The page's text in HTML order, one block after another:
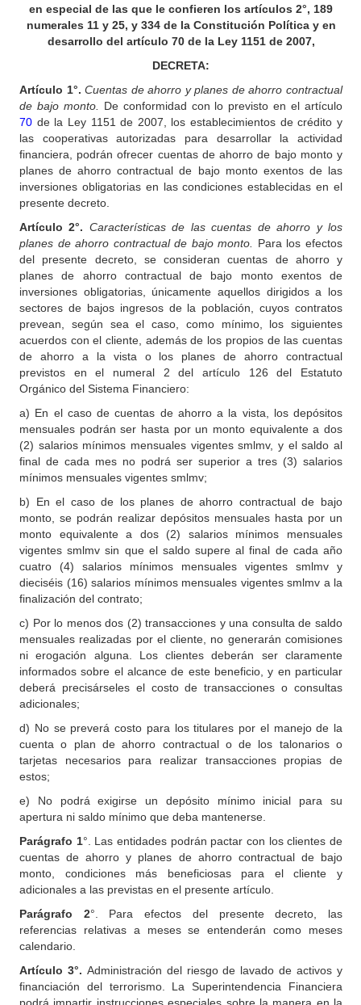
en especial de las que le confieren los artículos 2°, 189
numerales 11 y 25, y 334 de la Constitución Política y en
desarrollo del artículo 70 de la Ley 1151 de 2007,
DECRETA:
Artículo 1°.Cuentas de ahorro y planes de ahorro contractual
de bajo monto. De conformidad con lo previsto en el artículo
70 de la Ley 1151 de 2007, los establecimientos de crédito y
las cooperativas autorizadas para desarrollar la actividad
financiera, podrán ofrecer cuentas de ahorro de bajo monto y
planes de ahorro contractual de bajo monto exentos de las
inversiones obligatorias en las condiciones establecidas en el
presente decreto.
Artículo 2°. Características de las cuentas de ahorro y los
planes de ahorro contractual de bajo monto. Para los efectos
del presente decreto, se consideran cuentas de ahorro y
planes de ahorro contractual de bajo monto exentos de
inversiones obligatorias, únicamente aquellos dirigidos a los
sectores de bajos ingresos de la población, cuyos contratos
prevean, según sea el caso, como mínimo, los siguientes
acuerdos con el cliente, además de los propios de las cuentas
de ahorro a la vista o los planes de ahorro contractual
previstos en el numeral 2 del artículo 126 del Estatuto
Orgánico del Sistema Financiero:
a) En el caso de cuentas de ahorro a la vista, los depósitos
mensuales podrán ser hasta por un monto equivalente a dos
(2) salarios mínimos mensuales vigentes smlmv, y el saldo al
final de cada mes no podrá ser superior a tres (3) salarios
mínimos mensuales vigentes smlmv;
b) En el caso de los planes de ahorro contractual de bajo
monto, se podrán realizar depósitos mensuales hasta por un
monto equivalente a dos (2) salarios mínimos mensuales
vigentes smlmv sin que el saldo supere al final de cada año
cuatro (4) salarios mínimos mensuales vigentes smlmv y
dieciséis (16) salarios mínimos mensuales vigentes smlmv a la
finalización del contrato;
c) Por lo menos dos (2) transacciones y una consulta de saldo
mensuales realizadas por el cliente, no generarán comisiones
ni erogación alguna. Los clientes deberán ser claramente
informados sobre el alcance de este beneficio, y en particular
deberá precisárseles el costo de transacciones o consultas
adicionales;
d) No se preverá costo para los titulares por el manejo de la
cuenta o plan de ahorro contractual o de los talonarios o
tarjetas necesarios para realizar transacciones propias de
estos;
e) No podrá exigirse un depósito mínimo inicial para su
apertura ni saldo mínimo que deba mantenerse.
Parágrafo 1°. Las entidades podrán pactar con los clientes de
cuentas de ahorro y planes de ahorro contractual de bajo
monto, condiciones más beneficiosas para el cliente y
adicionales a las previstas en el presente artículo.
Parágrafo 2°. Para efectos del presente decreto, las
referencias relativas a meses se entenderán como meses
calendario.
Artículo 3°. Administración del riesgo de lavado de activos y
financiación del terrorismo. La Superintendencia Financiera